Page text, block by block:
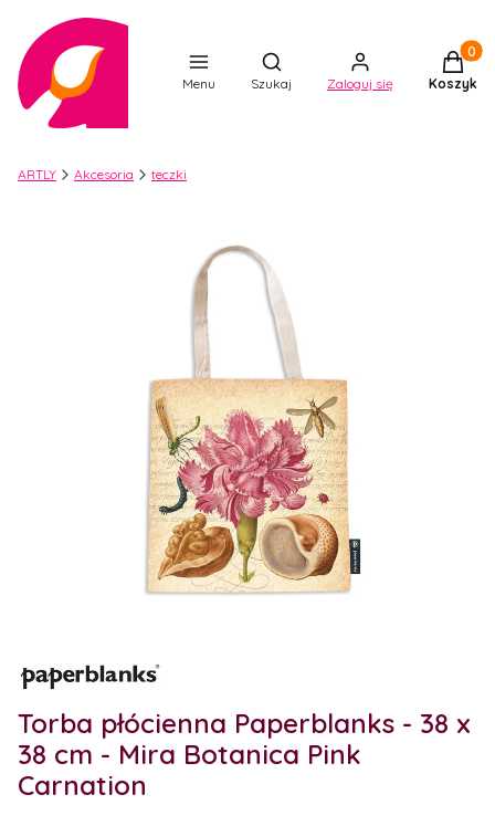
Menu
Otwórz wyszukiwarkę
Szukaj Zaloguj się Koszyk
ARTLY Akcesoria teczki
Torba płócienna Paperblanks - 38 x
38 cm - Mira Botanica Pink
Carnation